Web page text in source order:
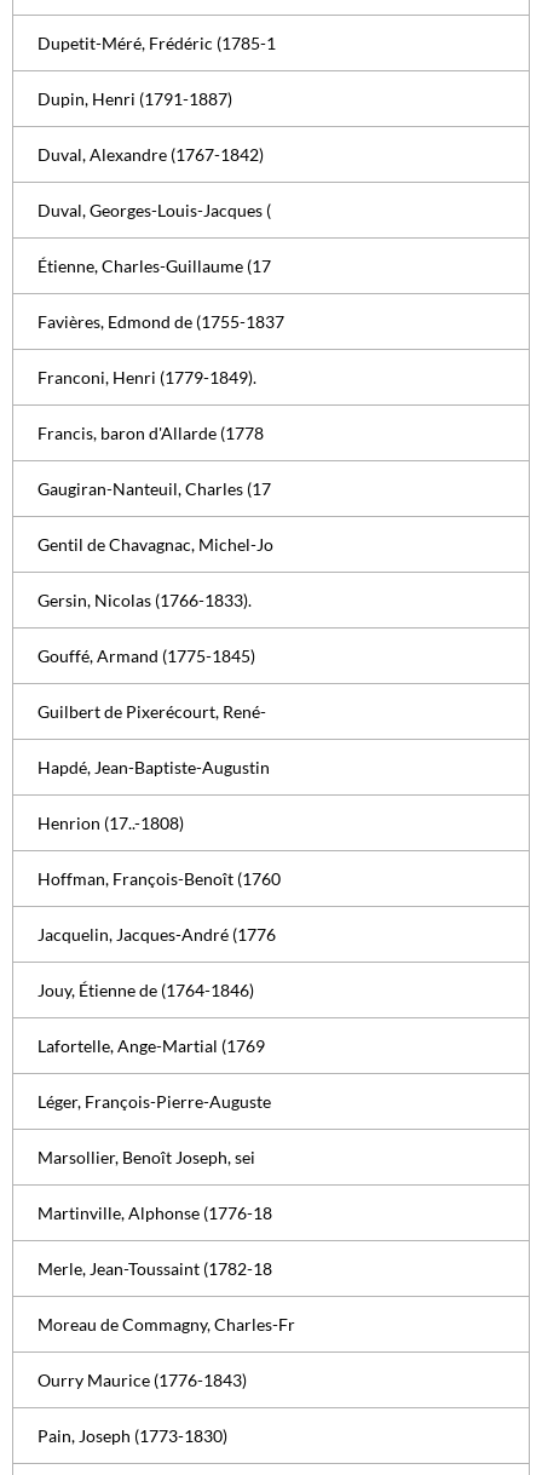
Dupetit-Méré, Frédéric (1785-1
Dupin, Henri (1791-1887)
Duval, Alexandre (1767-1842)
Duval, Georges-Louis-Jacques (
Étienne, Charles-Guillaume (17
Favières, Edmond de (1755-1837
Franconi, Henri (1779-1849).
Francis, baron d'Allarde (1778
Gaugiran-Nanteuil, Charles (17
Gentil de Chavagnac, Michel-Jo
Gersin, Nicolas (1766-1833).
Gouffé, Armand (1775-1845)
Guilbert de Pixerécourt, René-
Hapdé, Jean-Baptiste-Augustin
Henrion (17..-1808)
Hoffman, François-Benoît (1760
Jacquelin, Jacques-André (1776
Jouy, Étienne de (1764-1846)
Lafortelle, Ange-Martial (1769
Léger, François-Pierre-Auguste
Marsollier, Benoît Joseph, sei
Martinville, Alphonse (1776-18
Merle, Jean-Toussaint (1782-18
Moreau de Commagny, Charles-Fr
Ourry Maurice (1776-1843)
Pain, Joseph (1773-1830)